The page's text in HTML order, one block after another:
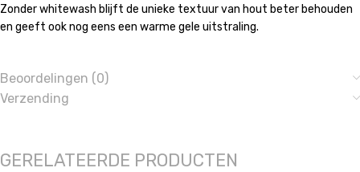
Zonder whitewash blijft de unieke textuur van hout beter behouden
en geeft ook nog eens een warme gele uitstraling.
Beoordelingen (0)
Verzending
GERELATEERDE PRODUCTEN